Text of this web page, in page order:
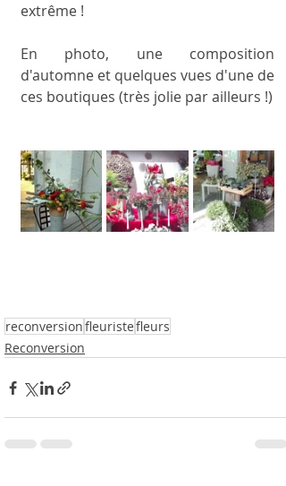
extrême !
En photo, une composition
d'automne et quelques vues d'une de
reconversionfleuristefleurs
Reconversion